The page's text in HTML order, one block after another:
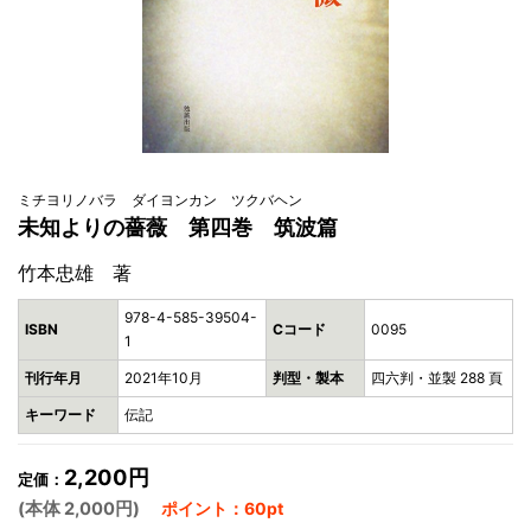
ミチヨリノバラ ダイヨンカン ツクバヘン
未知よりの薔薇 第四巻 筑波篇
竹本忠雄 著
ISBN
978-4-585-39504-
1
Cコード 0095
刊行年月 2021年10月 判型・製本 四六判・並製 288 頁
キーワード 伝記
定価： 2,200円
(本体 2,000円) ポイント：60pt